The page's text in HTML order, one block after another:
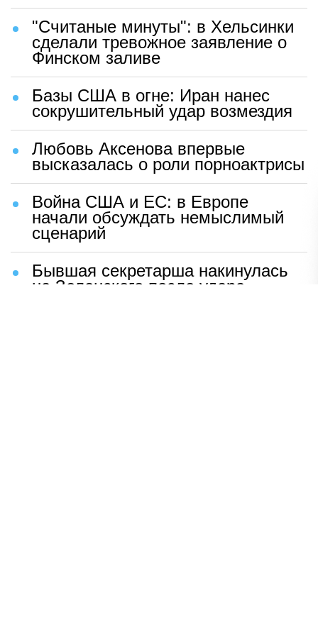
"Считаные минуты": в Хельсинки
сделали тревожное заявление о
Финском заливе
Базы США в огне: Иран нанес
сокрушительный удар возмездия
Любовь Аксенова впервые
высказалась о роли порноактрисы
Война США и ЕС: в Европе
начали обсуждать немыслимый
сценарий
Бывшая секретарша накинулась
на Зеленского после удара